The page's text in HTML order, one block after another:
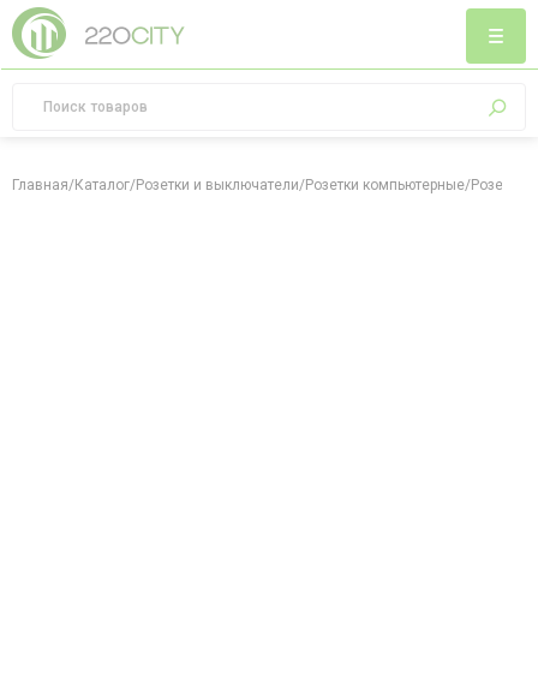
Главная/Каталог/Розетки и выключатели/Розетки компьютерные/Розетка